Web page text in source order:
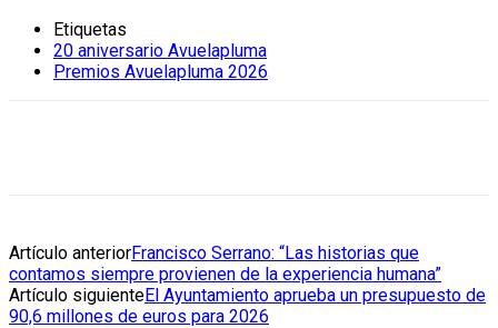
Etiquetas
20 aniversario Avuelapluma
Premios Avuelapluma 2026
Artículo anteriorFrancisco Serrano: “Las historias que
contamos siempre provienen de la experiencia humana”
Artículo siguienteEl Ayuntamiento aprueba un presupuesto de
90,6 millones de euros para 2026